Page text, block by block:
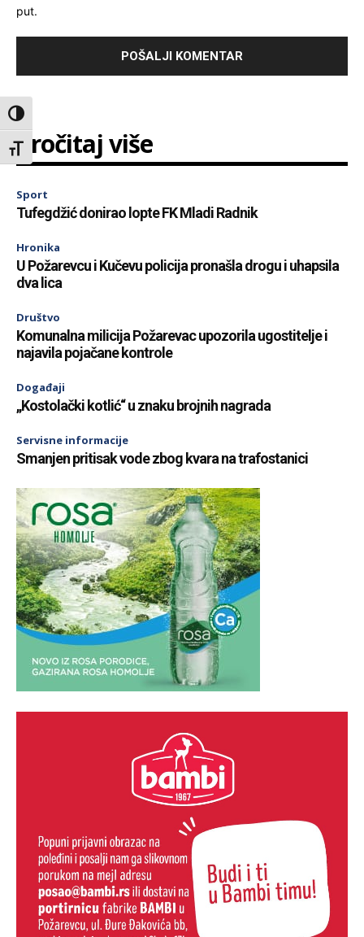
Toggle High Contrast
Toggle Font size
put.
Pročitaj više
Sport
Tufegdžić donirao lopte FK Mladi Radnik
Hronika
U Požarevcu i Kučevu policija pronašla drogu i uhapsila
dva lica
Društvo
Komunalna milicija Požarevac upozorila ugostitelje i
najavila pojačane kontrole
Događaji
„Kostolački kotlić“ u znaku brojnih nagrada
Servisne informacije
Smanjen pritisak vode zbog kvara na trafostanici